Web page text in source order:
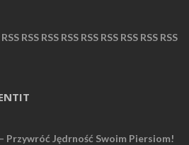
RSS RSS RSS RSS RSS RSS RSS RSS RSS
Przywróć Jędrność Swoim Piersiom!